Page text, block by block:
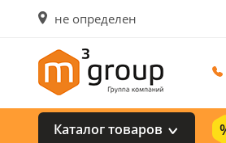
не определен
Каталог товаров